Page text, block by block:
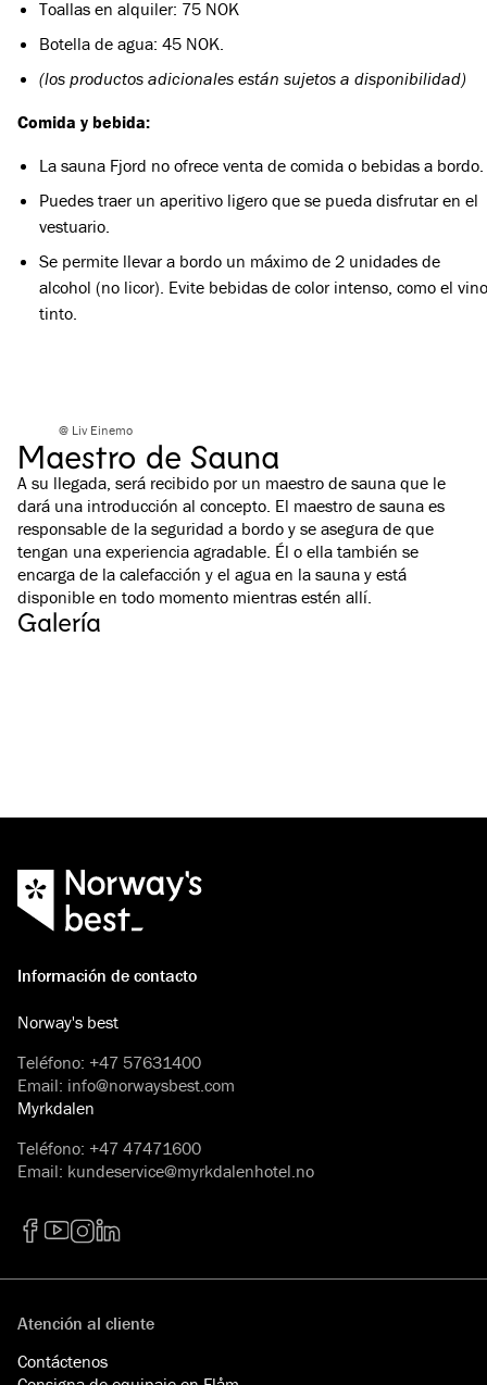
Toallas en alquiler: 75 NOK
Botella de agua: 45 NOK.
(los productos adicionales están sujetos a disponibilidad)
Comida y bebida:
La sauna Fjord no ofrece venta de comida o bebidas a bordo.
Puedes traer un aperitivo ligero que se pueda disfrutar en el
vestuario.
Se permite llevar a bordo un máximo de 2 unidades de
alcohol (no licor). Evite bebidas de color intenso, como el vino
tinto.
@ Liv Einemo
Maestro de Sauna
A su llegada, será recibido por un maestro de sauna que le
dará una introducción al concepto. El maestro de sauna es
responsable de la seguridad a bordo y se asegura de que
tengan una experiencia agradable. Él o ella también se
encarga de la calefacción y el agua en la sauna y está
disponible en todo momento mientras estén allí.
Galería
Información de contacto
Norway's best
Teléfono: +47 57631400
Email: info@norwaysbest.com
Myrkdalen
Teléfono: +47 47471600
Email: kundeservice@myrkdalenhotel.no
Atención al cliente
Contáctenos